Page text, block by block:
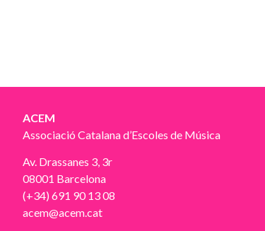
ACEM
Associació Catalana d’Escoles de Música
Av. Drassanes 3, 3r
08001 Barcelona
(+34) 691 90 13 08
acem@acem.cat